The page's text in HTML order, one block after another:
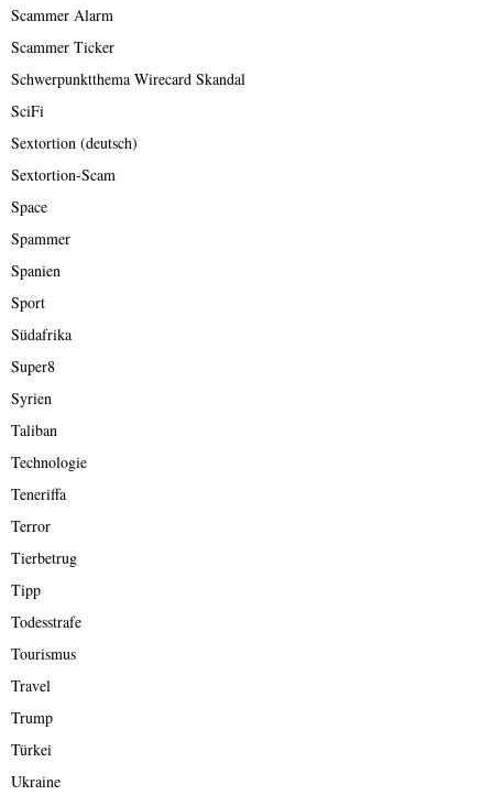
Scammer Alarm
Scammer Ticker
Schwerpunktthema Wirecard Skandal
SciFi
Sextortion (deutsch)
Sextortion-Scam
Space
Spammer
Spanien
Sport
Südafrika
Super8
Syrien
Taliban
Technologie
Teneriffa
Terror
Tierbetrug
Tipp
Todesstrafe
Tourismus
Travel
Trump
Türkei
Ukraine